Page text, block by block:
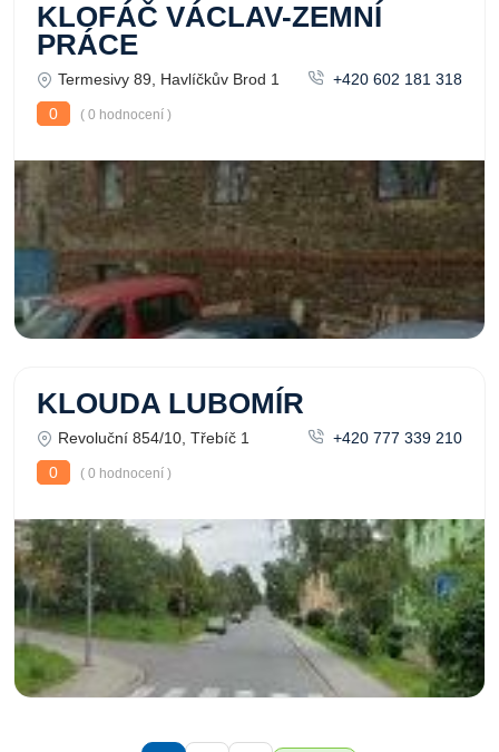
KLOFÁČ VÁCLAV-ZEMNÍ
PRÁCE
Termesivy 89, Havlíčkův Brod 1
+420 602 181 318
0
( 0 hodnocení )
KLOUDA LUBOMÍR
Revoluční 854/10, Třebíč 1
+420 777 339 210
0
( 0 hodnocení )